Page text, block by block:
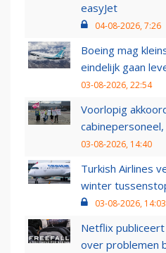
easyJet
04-08-2026, 7:26
Boeing mag
eindelijk gaan
03-08-2026, 22:54
Voorlopig
03-08-2026, 14:40
Turkish Airlines
winter
03-08-2026, 14:03
Netflix
over problemen